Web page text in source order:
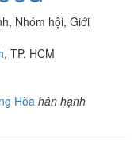
, Nhóm hội, Giới
, TP. HCM
Hòa hân hạnh